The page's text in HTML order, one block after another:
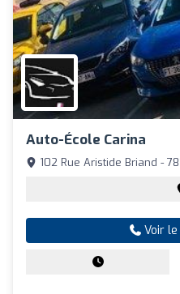
Auto-École Carina
102 Rue Aristide Briand -
Voir le